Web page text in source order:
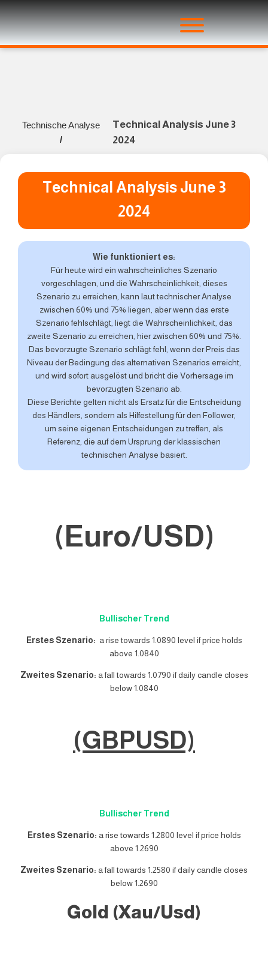
Technische Analyse
/
Technical Analysis June 3
2024
Technical Analysis June 3
2024
Wie funktioniert es:
Für heute wird ein wahrscheinliches Szenario
vorgeschlagen, und die Wahrscheinlichkeit, dieses
Szenario zu erreichen, kann laut technischer Analyse
zwischen 60% und 75% liegen, aber wenn das erste
Szenario fehlschlägt, liegt die Wahrscheinlichkeit, das
zweite Szenario zu erreichen, hier zwischen 60% und 75%.
Das bevorzugte Szenario schlägt fehl, wenn der Preis das
Niveau der Bedingung des alternativen Szenarios erreicht,
und wird sofort ausgelöst und bricht die Vorhersage im
bevorzugten Szenario ab.
Diese Berichte gelten nicht als Ersatz für die Entscheidung
des Händlers, sondern als Hilfestellung für den Follower,
um seine eigenen Entscheidungen zu treffen, als
Referenz, die auf dem Ursprung der klassischen
technischen Analyse basiert.
(Euro/USD)
Bullischer Trend
Erstes Szenario: a rise towards 1.0890 level if price holds
above 1.0840
Zweites Szenario: a fall towards 1.0790 if daily candle closes
below 1.0840
(GBPUSD)
Bullischer Trend
Erstes Szenario: a rise towards 1.2800 level if price holds
above 1.2690
Zweites Szenario: a fall towards 1.2580 if daily candle closes
below 1.2690
Gold (Xau/Usd)